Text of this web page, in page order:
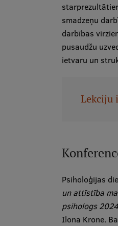
smadzeņu
darbības
pusaudžu
ietvaru un
Lekciju
Psiholoģijas
un attīstība
psihologs 2024
Ilona Krone.